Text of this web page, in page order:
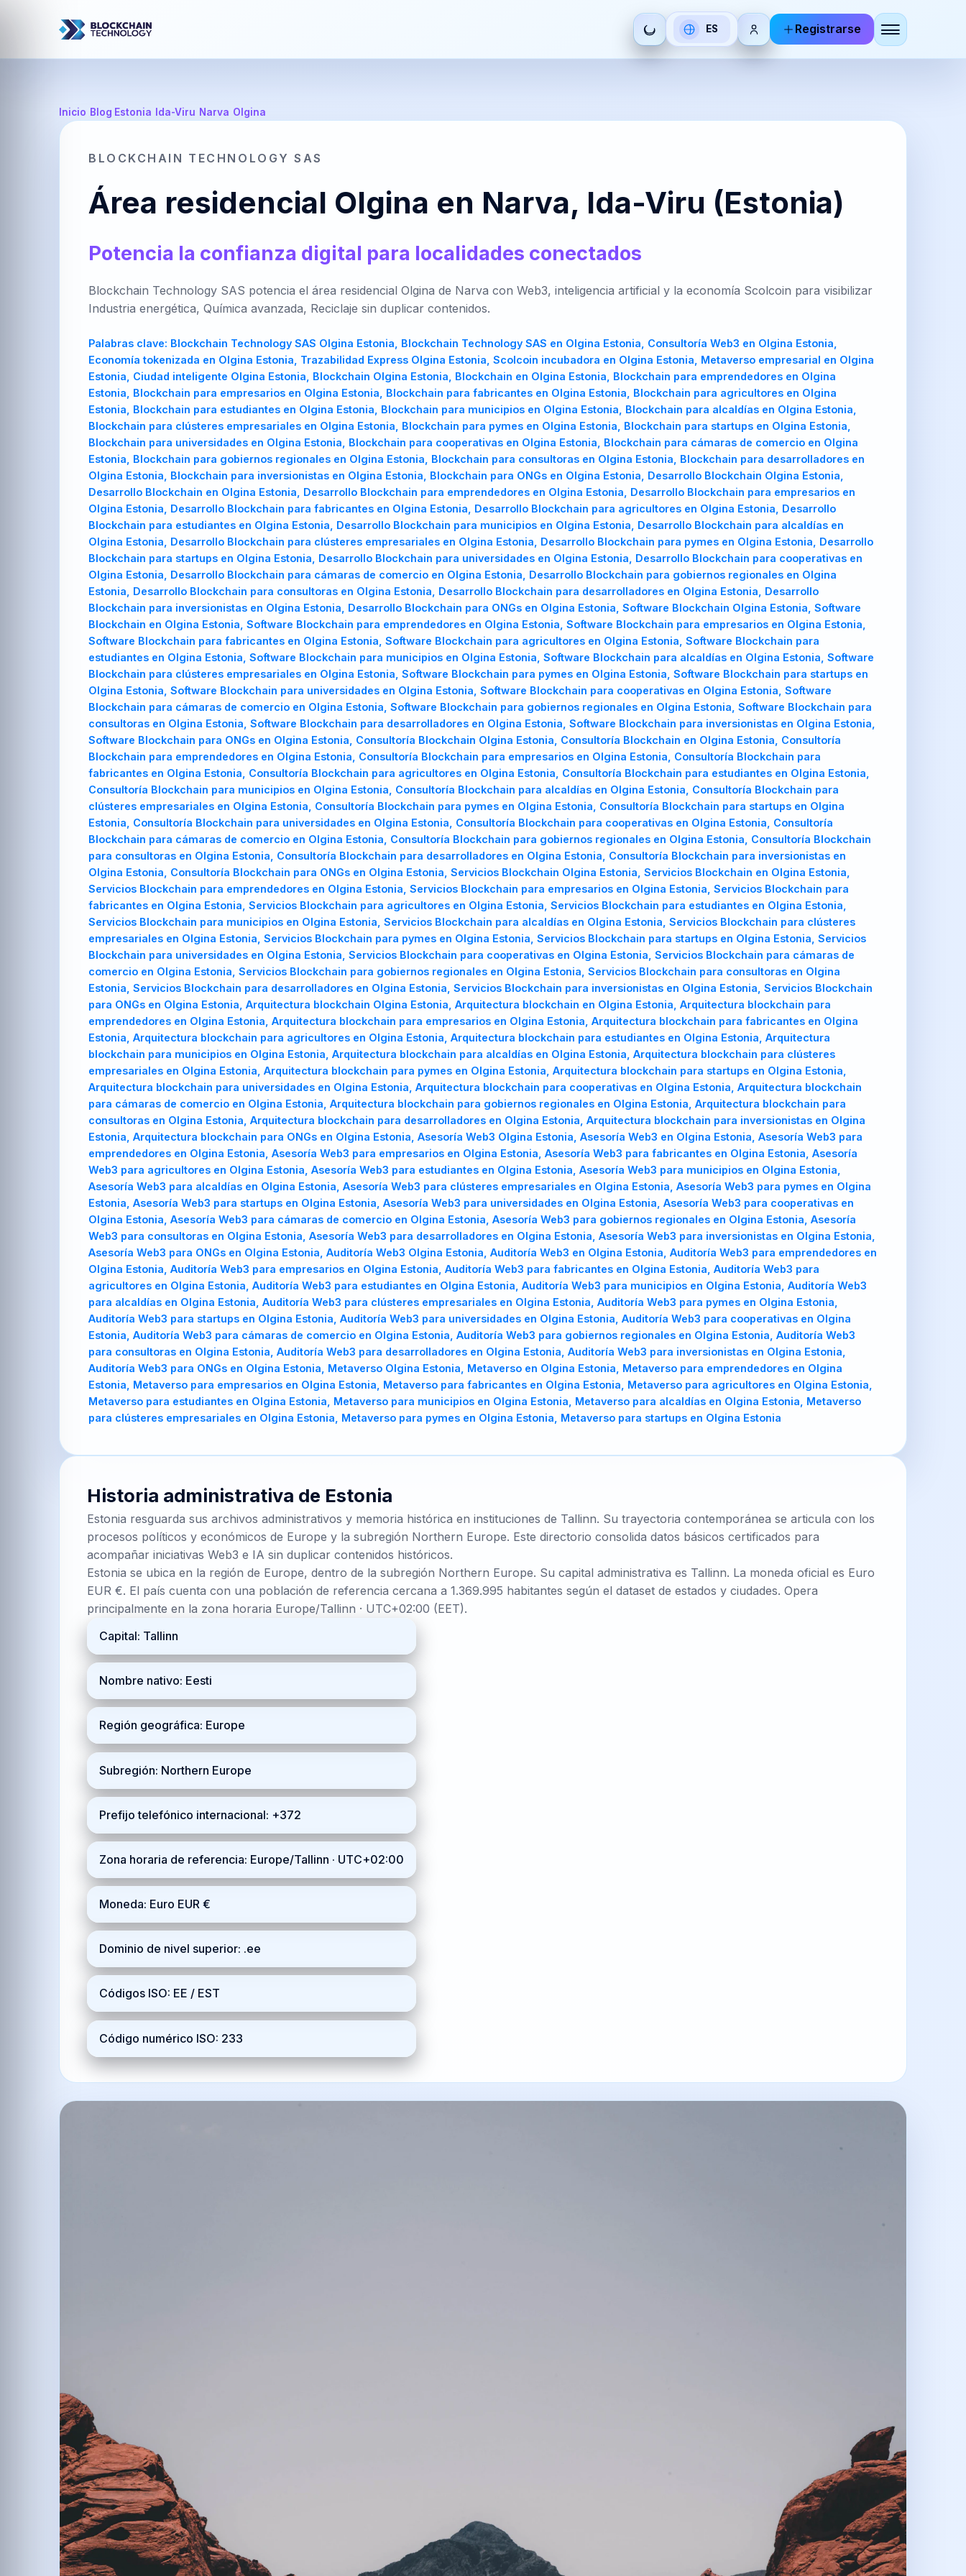
Seleccionar
idioma
ES
Español English Français हिन्दी Deutsch Русский
中文
JA
日本語 Português
AR
العربية
BR
Brezhoneg 한국어
BR
Português
Nederlands Hrvatski فارسی Italiano
CN
TR UK
Українська
PL
Polski
Registrarse
Inicio Blog Estonia Ida-Viru Narva Olgina
BLOCKCHAIN TECHNOLOGY SAS
Área residencial Olgina en Narva, Ida-Viru (Estonia)
Potencia la confianza digital para localidades conectados
Blockchain Technology SAS potencia el área residencial Olgina de Narva con Web3, inteligencia artificial y la economía Scolcoin para visibilizar
Industria energética, Química avanzada, Reciclaje sin duplicar contenidos.
Palabras clave: Blockchain Technology SAS Olgina Estonia, Blockchain Technology SAS en Olgina Estonia, Consultoría Web3 en Olgina Estonia,
Economía tokenizada en Olgina Estonia, Trazabilidad Express Olgina Estonia, Scolcoin incubadora en Olgina Estonia, Metaverso empresarial en Olgina
Estonia, Ciudad inteligente Olgina Estonia, Blockchain Olgina Estonia, Blockchain en Olgina Estonia, Blockchain para emprendedores en Olgina
Estonia, Blockchain para empresarios en Olgina Estonia, Blockchain para fabricantes en Olgina Estonia, Blockchain para agricultores en Olgina
Estonia, Blockchain para estudiantes en Olgina Estonia, Blockchain para municipios en Olgina Estonia, Blockchain para alcaldías en Olgina Estonia,
Blockchain para clústeres empresariales en Olgina Estonia, Blockchain para pymes en Olgina Estonia, Blockchain para startups en Olgina Estonia,
Blockchain para universidades en Olgina Estonia, Blockchain para cooperativas en Olgina Estonia, Blockchain para cámaras de comercio en Olgina
Estonia, Blockchain para gobiernos regionales en Olgina Estonia, Blockchain para consultoras en Olgina Estonia, Blockchain para desarrolladores en
Olgina Estonia, Blockchain para inversionistas en Olgina Estonia, Blockchain para ONGs en Olgina Estonia, Desarrollo Blockchain Olgina Estonia,
Desarrollo Blockchain en Olgina Estonia, Desarrollo Blockchain para emprendedores en Olgina Estonia, Desarrollo Blockchain para empresarios en
Olgina Estonia, Desarrollo Blockchain para fabricantes en Olgina Estonia, Desarrollo Blockchain para agricultores en Olgina Estonia, Desarrollo
Blockchain para estudiantes en Olgina Estonia, Desarrollo Blockchain para municipios en Olgina Estonia, Desarrollo Blockchain para alcaldías en
Olgina Estonia, Desarrollo Blockchain para clústeres empresariales en Olgina Estonia, Desarrollo Blockchain para pymes en Olgina Estonia, Desarrollo
Blockchain para startups en Olgina Estonia, Desarrollo Blockchain para universidades en Olgina Estonia, Desarrollo Blockchain para cooperativas en
Olgina Estonia, Desarrollo Blockchain para cámaras de comercio en Olgina Estonia, Desarrollo Blockchain para gobiernos regionales en Olgina
Estonia, Desarrollo Blockchain para consultoras en Olgina Estonia, Desarrollo Blockchain para desarrolladores en Olgina Estonia, Desarrollo
Blockchain para inversionistas en Olgina Estonia, Desarrollo Blockchain para ONGs en Olgina Estonia, Software Blockchain Olgina Estonia, Software
Blockchain en Olgina Estonia, Software Blockchain para emprendedores en Olgina Estonia, Software Blockchain para empresarios en Olgina Estonia,
Software Blockchain para fabricantes en Olgina Estonia, Software Blockchain para agricultores en Olgina Estonia, Software Blockchain para
estudiantes en Olgina Estonia, Software Blockchain para municipios en Olgina Estonia, Software Blockchain para alcaldías en Olgina Estonia, Software
Blockchain para clústeres empresariales en Olgina Estonia, Software Blockchain para pymes en Olgina Estonia, Software Blockchain para startups en
Olgina Estonia, Software Blockchain para universidades en Olgina Estonia, Software Blockchain para cooperativas en Olgina Estonia, Software
Blockchain para cámaras de comercio en Olgina Estonia, Software Blockchain para gobiernos regionales en Olgina Estonia, Software Blockchain para
consultoras en Olgina Estonia, Software Blockchain para desarrolladores en Olgina Estonia, Software Blockchain para inversionistas en Olgina Estonia,
Software Blockchain para ONGs en Olgina Estonia, Consultoría Blockchain Olgina Estonia, Consultoría Blockchain en Olgina Estonia, Consultoría
Blockchain para emprendedores en Olgina Estonia, Consultoría Blockchain para empresarios en Olgina Estonia, Consultoría Blockchain para
fabricantes en Olgina Estonia, Consultoría Blockchain para agricultores en Olgina Estonia, Consultoría Blockchain para estudiantes en Olgina Estonia,
Consultoría Blockchain para municipios en Olgina Estonia, Consultoría Blockchain para alcaldías en Olgina Estonia, Consultoría Blockchain para
clústeres empresariales en Olgina Estonia, Consultoría Blockchain para pymes en Olgina Estonia, Consultoría Blockchain para startups en Olgina
Estonia, Consultoría Blockchain para universidades en Olgina Estonia, Consultoría Blockchain para cooperativas en Olgina Estonia, Consultoría
Blockchain para cámaras de comercio en Olgina Estonia, Consultoría Blockchain para gobiernos regionales en Olgina Estonia, Consultoría Blockchain
para consultoras en Olgina Estonia, Consultoría Blockchain para desarrolladores en Olgina Estonia, Consultoría Blockchain para inversionistas en
Olgina Estonia, Consultoría Blockchain para ONGs en Olgina Estonia, Servicios Blockchain Olgina Estonia, Servicios Blockchain en Olgina Estonia,
Servicios Blockchain para emprendedores en Olgina Estonia, Servicios Blockchain para empresarios en Olgina Estonia, Servicios Blockchain para
fabricantes en Olgina Estonia, Servicios Blockchain para agricultores en Olgina Estonia, Servicios Blockchain para estudiantes en Olgina Estonia,
Servicios Blockchain para municipios en Olgina Estonia, Servicios Blockchain para alcaldías en Olgina Estonia, Servicios Blockchain para clústeres
empresariales en Olgina Estonia, Servicios Blockchain para pymes en Olgina Estonia, Servicios Blockchain para startups en Olgina Estonia, Servicios
Blockchain para universidades en Olgina Estonia, Servicios Blockchain para cooperativas en Olgina Estonia, Servicios Blockchain para cámaras de
comercio en Olgina Estonia, Servicios Blockchain para gobiernos regionales en Olgina Estonia, Servicios Blockchain para consultoras en Olgina
Estonia, Servicios Blockchain para desarrolladores en Olgina Estonia, Servicios Blockchain para inversionistas en Olgina Estonia, Servicios Blockchain
para ONGs en Olgina Estonia, Arquitectura blockchain Olgina Estonia, Arquitectura blockchain en Olgina Estonia, Arquitectura blockchain para
emprendedores en Olgina Estonia, Arquitectura blockchain para empresarios en Olgina Estonia, Arquitectura blockchain para fabricantes en Olgina
Estonia, Arquitectura blockchain para agricultores en Olgina Estonia, Arquitectura blockchain para estudiantes en Olgina Estonia, Arquitectura
blockchain para municipios en Olgina Estonia, Arquitectura blockchain para alcaldías en Olgina Estonia, Arquitectura blockchain para clústeres
empresariales en Olgina Estonia, Arquitectura blockchain para pymes en Olgina Estonia, Arquitectura blockchain para startups en Olgina Estonia,
Arquitectura blockchain para universidades en Olgina Estonia, Arquitectura blockchain para cooperativas en Olgina Estonia, Arquitectura blockchain
para cámaras de comercio en Olgina Estonia, Arquitectura blockchain para gobiernos regionales en Olgina Estonia, Arquitectura blockchain para
consultoras en Olgina Estonia, Arquitectura blockchain para desarrolladores en Olgina Estonia, Arquitectura blockchain para inversionistas en Olgina
Estonia, Arquitectura blockchain para ONGs en Olgina Estonia, Asesoría Web3 Olgina Estonia, Asesoría Web3 en Olgina Estonia, Asesoría Web3 para
emprendedores en Olgina Estonia, Asesoría Web3 para empresarios en Olgina Estonia, Asesoría Web3 para fabricantes en Olgina Estonia, Asesoría
Web3 para agricultores en Olgina Estonia, Asesoría Web3 para estudiantes en Olgina Estonia, Asesoría Web3 para municipios en Olgina Estonia,
Asesoría Web3 para alcaldías en Olgina Estonia, Asesoría Web3 para clústeres empresariales en Olgina Estonia, Asesoría Web3 para pymes en Olgina
Estonia, Asesoría Web3 para startups en Olgina Estonia, Asesoría Web3 para universidades en Olgina Estonia, Asesoría Web3 para cooperativas en
Olgina Estonia, Asesoría Web3 para cámaras de comercio en Olgina Estonia, Asesoría Web3 para gobiernos regionales en Olgina Estonia, Asesoría
Web3 para consultoras en Olgina Estonia, Asesoría Web3 para desarrolladores en Olgina Estonia, Asesoría Web3 para inversionistas en Olgina Estonia,
Asesoría Web3 para ONGs en Olgina Estonia, Auditoría Web3 Olgina Estonia, Auditoría Web3 en Olgina Estonia, Auditoría Web3 para emprendedores en
Olgina Estonia, Auditoría Web3 para empresarios en Olgina Estonia, Auditoría Web3 para fabricantes en Olgina Estonia, Auditoría Web3 para
agricultores en Olgina Estonia, Auditoría Web3 para estudiantes en Olgina Estonia, Auditoría Web3 para municipios en Olgina Estonia, Auditoría Web3
para alcaldías en Olgina Estonia, Auditoría Web3 para clústeres empresariales en Olgina Estonia, Auditoría Web3 para pymes en Olgina Estonia,
Auditoría Web3 para startups en Olgina Estonia, Auditoría Web3 para universidades en Olgina Estonia, Auditoría Web3 para cooperativas en Olgina
Estonia, Auditoría Web3 para cámaras de comercio en Olgina Estonia, Auditoría Web3 para gobiernos regionales en Olgina Estonia, Auditoría Web3
para consultoras en Olgina Estonia, Auditoría Web3 para desarrolladores en Olgina Estonia, Auditoría Web3 para inversionistas en Olgina Estonia,
Auditoría Web3 para ONGs en Olgina Estonia, Metaverso Olgina Estonia, Metaverso en Olgina Estonia, Metaverso para emprendedores en Olgina
Estonia, Metaverso para empresarios en Olgina Estonia, Metaverso para fabricantes en Olgina Estonia, Metaverso para agricultores en Olgina Estonia,
Metaverso para estudiantes en Olgina Estonia, Metaverso para municipios en Olgina Estonia, Metaverso para alcaldías en Olgina Estonia, Metaverso
para clústeres empresariales en Olgina Estonia, Metaverso para pymes en Olgina Estonia, Metaverso para startups en Olgina Estonia
Historia administrativa de Estonia
Estonia resguarda sus archivos administrativos y memoria histórica en instituciones de Tallinn. Su trayectoria contemporánea se articula con los
procesos políticos y económicos de Europe y la subregión Northern Europe. Este directorio consolida datos básicos certificados para
acompañar iniciativas Web3 e IA sin duplicar contenidos históricos.
Estonia se ubica en la región de Europe, dentro de la subregión Northern Europe. Su capital administrativa es Tallinn. La moneda oficial es Euro
EUR €. El país cuenta con una población de referencia cercana a 1.369.995 habitantes según el dataset de estados y ciudades. Opera
principalmente en la zona horaria Europe/Tallinn · UTC+02:00 (EET).
Capital: Tallinn
Nombre nativo: Eesti
Región geográfica: Europe
Subregión: Northern Europe
Prefijo telefónico internacional: +372
Zona horaria de referencia: Europe/Tallinn · UTC+02:00
Moneda: Euro EUR €
Dominio de nivel superior: .ee
Códigos ISO: EE / EST
Código numérico ISO: 233